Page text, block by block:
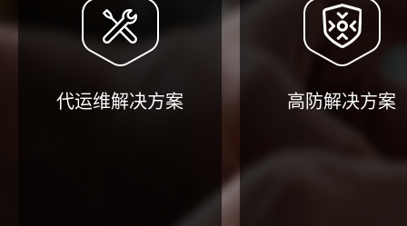
代运维解决方案 高防解决方案